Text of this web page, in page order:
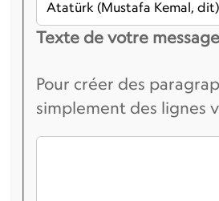
Texte de votre
Pour créer des
simplement des lignes